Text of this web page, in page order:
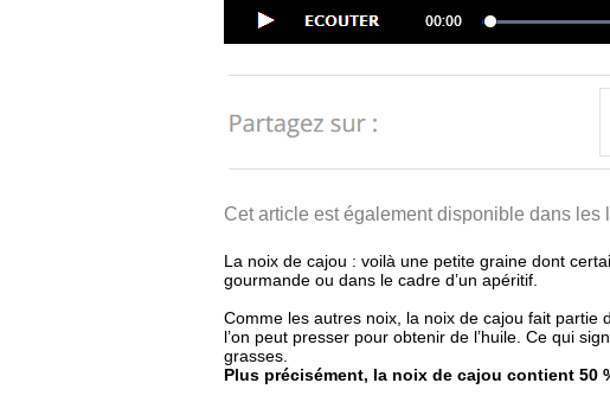
Cet article est également disponible dans les
La noix de cajou : voilà une petite graine dont
gourmande ou dans le cadre d’un apéritif.
Comme les autres noix, la noix de cajou fait partie
l’on peut presser pour obtenir de l’huile. Ce qui
grasses.
Plus précisément, la noix de cajou contient 50